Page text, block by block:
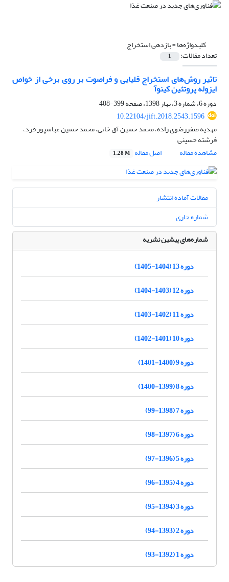
کلیدواژه‌ها =بازدهی استخراج
تعداد مقالات: 1
تاثیر روش‌های استخراج قلیایی و فراصوت بر روی برخی از خواص
ایزوله پروتئین کینوآ
دوره 6، شماره 3، بهار 1398، صفحه
399-408
10.22104/jift.2018.2543.1596
مهدیه صفررضوی زاده، محمد حسین آق خانی، محمد حسین عباسپور فرد،
فرشته حسینی
مشاهده مقاله
اصل مقاله 1.28 M
مقالات آماده انتشار
شماره جاری
شماره‌های پیشین نشریه
دوره 13 (1404-1405)
دوره 12 (1403-1404)
دوره 11 (1402-1403)
دوره 10 (1401-1402)
دوره 9 (1400-1401)
دوره 8 (1399-1400)
دوره 7 (1398-99)
دوره 6 (1397-98)
دوره 5 (1396-97)
دوره 4 (1395-96)
دوره 3 (1394-95)
دوره 2 (1393-94)
دوره 1 (1392-93)